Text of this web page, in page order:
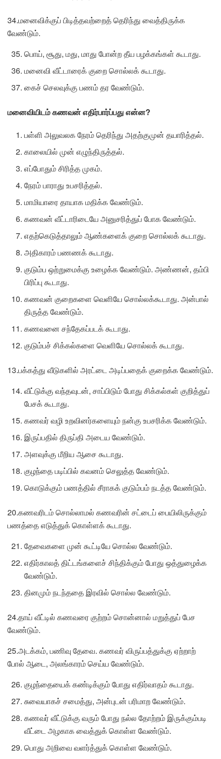
34.மனைவிக்குப் பிடித்தவற்றைத் தெரிந்து வைத்திருக்க
வேண்டும்.
பொய், சூது, மது, மாது போன்ற தீய பழக்கங்கள் கூடாது.
மனைவி வீட்டாரைக் குறை சொல்லக் கூடாது.
கைச் செலவுக்கு பணம் தர வேண்டும்.
மனைவியிடம்கணவன்எதிர்பார்ப்பதுஎன்ன?
பள்ளி அலுவலக நேரம் தெரிந்து அதற்குமுன் தயாரித்தல்.
காலையில் முன் எழுந்திருத்தல்.
எப்போதும் சிரித்த முகம்.
நேரம் பாராது உபசரித்தல்.
மாமியாரை தாயாக மதிக்க வேண்டும்.
கணவன் வீட்டாரிடையே அனுசரித்துப் போக வேண்டும்.
எதற்கெடுத்தாலும் ஆண்களைக் குறை சொல்லக் கூடாது.
அதிகாரம் பணணக் கூடாது.
குடும்ப ஒற்றுமைக்கு உழைக்க வேண்டும். அண்ணன், தம்பி
பிரிப்பு கூடாது.
கணவன் குறைகளை வெளியே சொல்லக்கூடாது. அன்பால்
திருத்த வேண்டும்.
கணவனை சந்தேகப்படக் கூடாது.
குடும்பச் சிக்கல்களை வெளியே சொல்லக் கூடாது.
13.பக்கத்து வீடுகளில் அரட்டை அடிப்பதைக் குறைக்க வேண்டும்.
வீட்டுக்கு வந்தவுடன், சாப்பிடும் போது சிக்கல்கள் குறித்துப்
பேசக் கூடாது.
கணவர் வழி உறவினர்களையும் நன்கு உபசரிக்க வேண்டும்.
இருப்பதில் திருப்தி அடைய வேண்டும்.
அளவுக்கு மீறிய ஆசை கூடாது.
குழந்தை படிப்பில் கவனம் செலுத்த வேண்டும்.
கொடுக்கும் பணத்தில் சீராகக் குடும்பம் நடத்த வேண்டும்.
20.கணவரிடம் சொல்லாமல் கணவரின் சட்டைப் பையிலிருக்கும்
பணத்தை எடுத்துக் கொள்ளக் கூடாது.
தேவைகளை முன் கூட்டியே சொல்ல வேண்டும்.
எதிர்காலத் திட்டங்களைச் சிந்திக்கும் போது ஒத்துழைக்க
வேண்டும்.
தினமும் நடந்ததை இரவில் சொல்ல வேண்டும்.
24.தாய் வீட்டில் கணவரை குற்றம் சொன்னால் மறுத்துப் பேச
வேண்டும்.
25.அடக்கம், பணிவு தேவை. கணவர் விருப்பத்துக்கு ஏற்றாற்
போல் ஆடை, அலங்காரம் செய்ய வேண்டும்.
குழந்தையைக் கண்டிக்கும் போது எதிர்வாதம் கூடாது.
சுவையாகச் சமைத்து, அன்புடன் பரிமாற வேண்டும்.
கணவர் வீட்டுக்கு வரும் போது நல்ல தோற்றம் இருக்கும்படி
வீட்டை அழகாக வைத்துக் கொள்ள வேண்டும்.
பொது அறிவை வளர்த்துக் கொள்ள வேண்டும்.